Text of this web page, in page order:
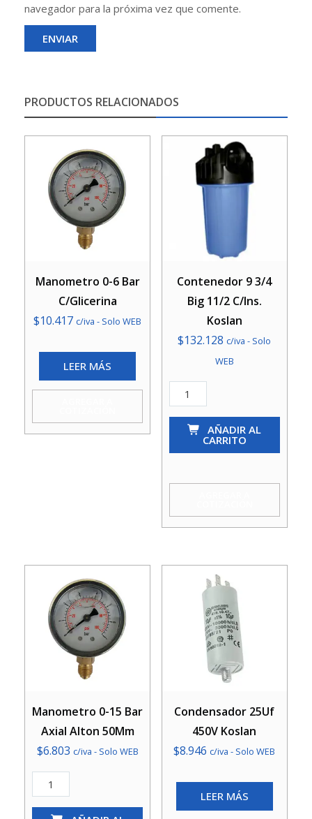
navegador para la próxima vez que comente.
PRODUCTOS RELACIONADOS
Manometro 0-6 Bar
C/Glicerina
$10.417 c/iva - Solo WEB
LEER MÁS
Contenedor 9 3/4
Big 11/2 C/Ins.
Koslan
$132.128 c/iva - Solo
WEB
Contenedor
9
C/Ins.
cantidad
AÑADIR AL
CARRITO
Manometro 0-15 Bar
Axial Alton 50Mm
$6.803 c/iva - Solo WEB
Manometro
0-
Condensador 25Uf
450V Koslan
$8.946 c/iva - Solo WEB
LEER MÁS